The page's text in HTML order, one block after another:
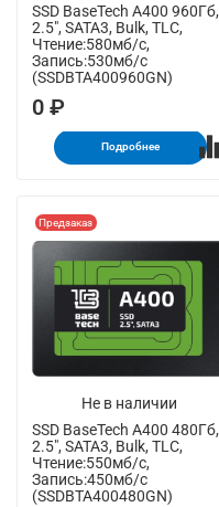
SSD BaseTech A400 960Гб,
2.5", SATA3, Bulk, TLC,
Чтение:580мб/с,
Запись:530мб/с
(SSDBTA400960GN)
0 ₽
Подробнее
Не в наличии
Предзаказ
SSD BaseTech A400 480Гб,
2.5", SATA3, Bulk, TLC,
Чтение:550мб/с,
Запись:450мб/с
(SSDBTA400480GN)